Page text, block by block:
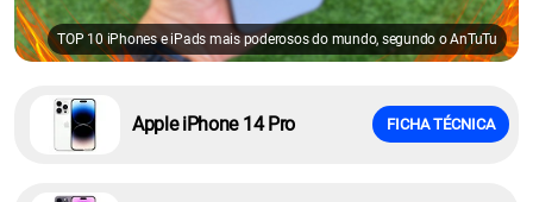
TOP 10 iPhones e iPads mais poderosos do mundo, segundo o AnTuTu
Apple iPhone 14 Pro FICHA TÉCNICA